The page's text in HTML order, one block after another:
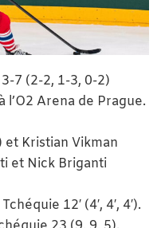
7 (2-2, 1-3, 0-2)
l’O2 Arena de Prague.
et Kristian Vikman
et Nick Briganti
12′ (4′, 4′, 4′).